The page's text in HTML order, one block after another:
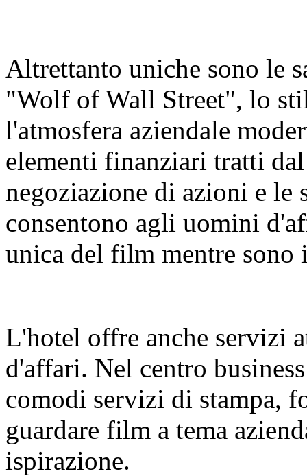
Altrettanto uniche sono le
"Wolf of Wall Street", lo
l'atmosfera aziendale
elementi finanziari tratti
negoziazione di azioni e le
consentono agli uomini
unica del film mentre sono
L'hotel offre anche servizi
d'affari. Nel centro
comodi servizi di stampa,
guardare film a tema
ispirazione.